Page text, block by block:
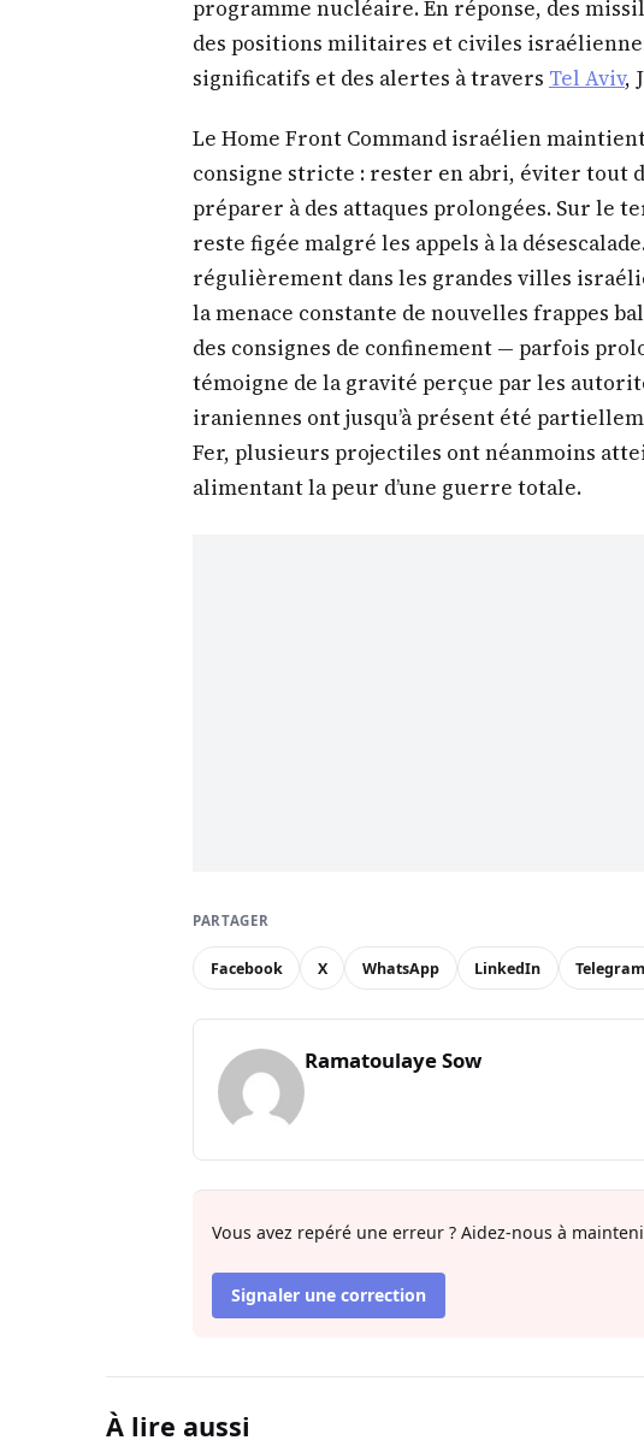
programme nucléaire. En réponse, des
des positions militaires et civiles
significatifs et des alertes à travers Tel Aviv,
Le Home Front Command israélien
consigne stricte : rester en abri, éviter tout
préparer à des attaques prolongées. Sur le
reste figée malgré les appels à la
régulièrement dans les grandes villes
la menace constante de nouvelles frappes
des consignes de confinement — parfois
témoigne de la gravité perçue par les
iraniennes ont jusqu’à présent été
Fer, plusieurs projectiles ont néanmoins
alimentant la peur d’une guerre totale.
PARTAGER
Facebook X WhatsApp LinkedIn Telegram
Ramatoulaye Sow
Vous avez repéré une erreur ? Aidez-nous à
Signaler une correction
À lire aussi